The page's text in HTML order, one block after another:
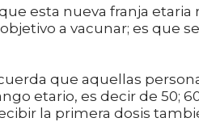
esta nueva franja
a vacunar; es que
que aquellas
etario, es decir de 50;
la primera dosis